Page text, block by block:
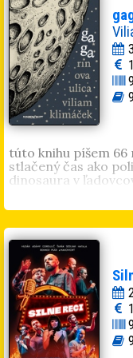
túto knihu píšem
stlačený čas ako
dinosaura v